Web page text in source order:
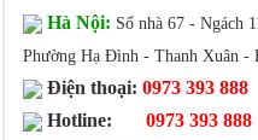
Hà Nội: Số nhà 67 - Ngách
Phường Hạ Đình - Thanh Xuân -
Điện thoại: 0973 393 888
Hotline:
0973 393 888